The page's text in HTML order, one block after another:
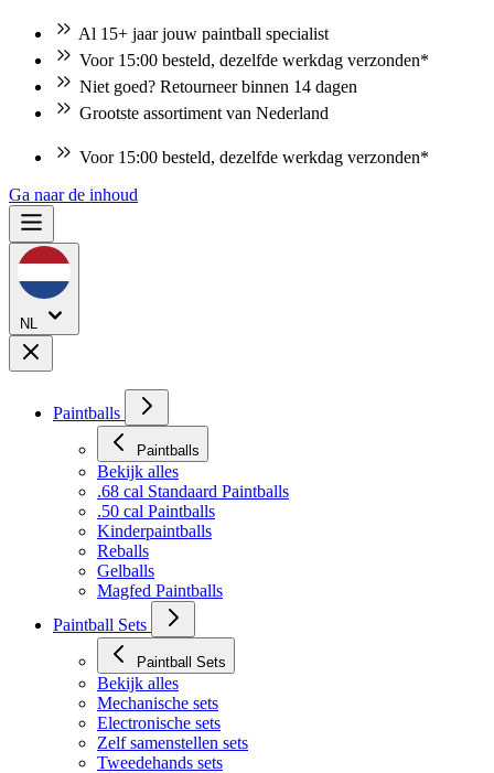
Al 15+ jaar jouw paintball specialist
Voor 15:00 besteld, dezelfde werkdag verzonden*
Niet goed? Retourneer binnen 14 dagen
Grootste assortiment van Nederland
Voor 15:00 besteld, dezelfde werkdag verzonden*
Ga naar de inhoud
NL
Paintballs
Paintballs
Bekijk alles
.68 cal Standaard Paintballs
.50 cal Paintballs
Kinderpaintballs
Reballs
Gelballs
Magfed Paintballs
Paintball Sets
Paintball Sets
Bekijk alles
Mechanische sets
Electronische sets
Zelf samenstellen sets
Tweedehands sets